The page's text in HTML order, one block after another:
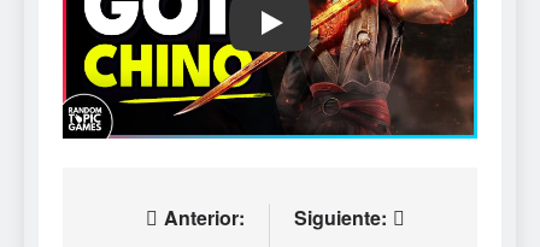
Play
Navegación
Anterior:
Siguiente: